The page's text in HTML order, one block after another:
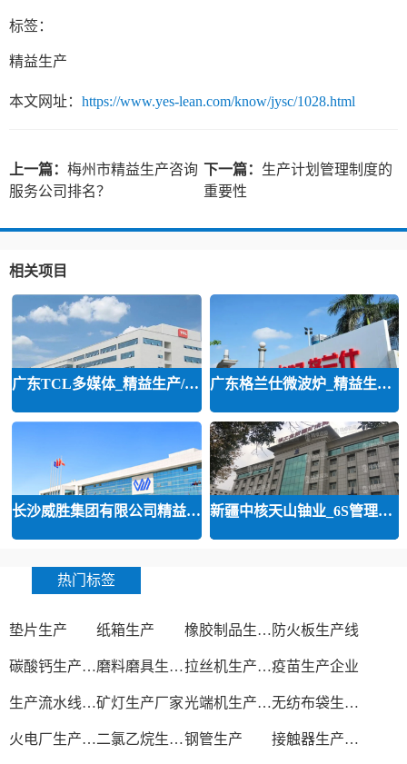
标签：
精益生产
本文网址： https://www.yes-lean.com/know/jysc/1028.html
上一篇： 梅州市精益生产咨询
服务公司排名？
下一篇： 生产计划管理制度的
重要性
相关项目
广东TCL多媒体_精益生产/精益品质/ 广东格兰仕微波炉_精益生产等咨询
长沙威胜集团有限公司精益运营 新疆中核天山铀业_6S管理和精益管
热门标签
垫片生产 纸箱生产 橡胶制品生产厂 防火板生产线
碳酸钙生产设备 磨料磨具生产厂家 拉丝机生产厂家疫苗生产企业
生产流水线设备矿灯生产厂家 光端机生产厂家 无纺布袋生产厂家
火电厂生产过程 二氯乙烷生产厂家钢管生产 接触器生产厂家